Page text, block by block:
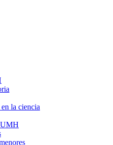
la ciencia
UMH